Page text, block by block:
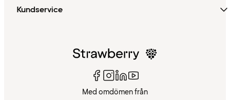
Kundservice
Med omdömen från